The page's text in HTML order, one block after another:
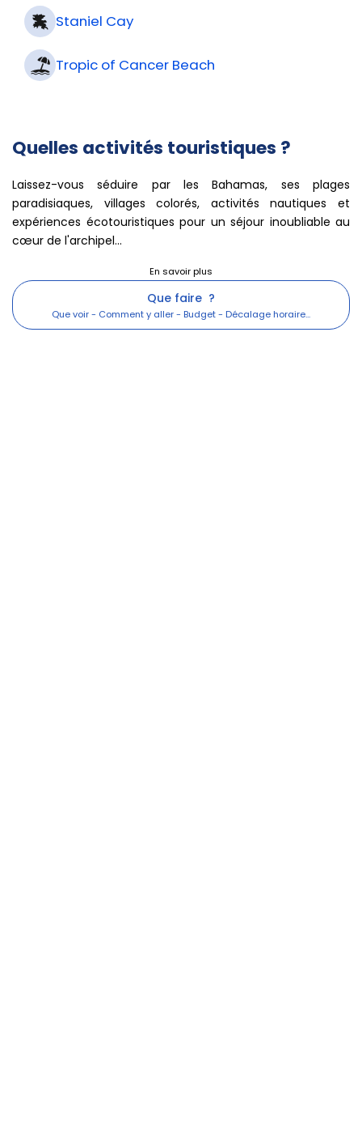
Staniel Cay
Tropic of Cancer Beach
Quelles activités touristiques ?
Laissez-vous séduire par les Bahamas, ses plages
paradisiaques, villages colorés, activités nautiques et
expériences écotouristiques pour un séjour inoubliable au
cœur de l'archipel...
Que faire ?